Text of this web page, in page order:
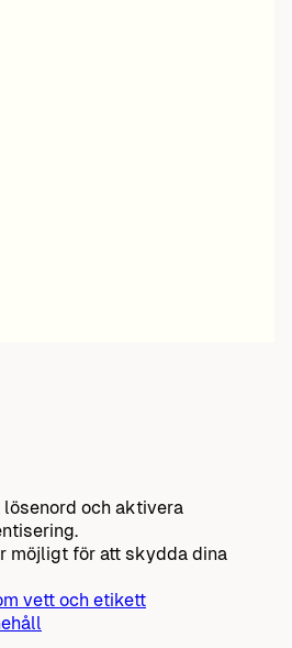
och aktivera
möjligt för att skydda dina
vett och etikett